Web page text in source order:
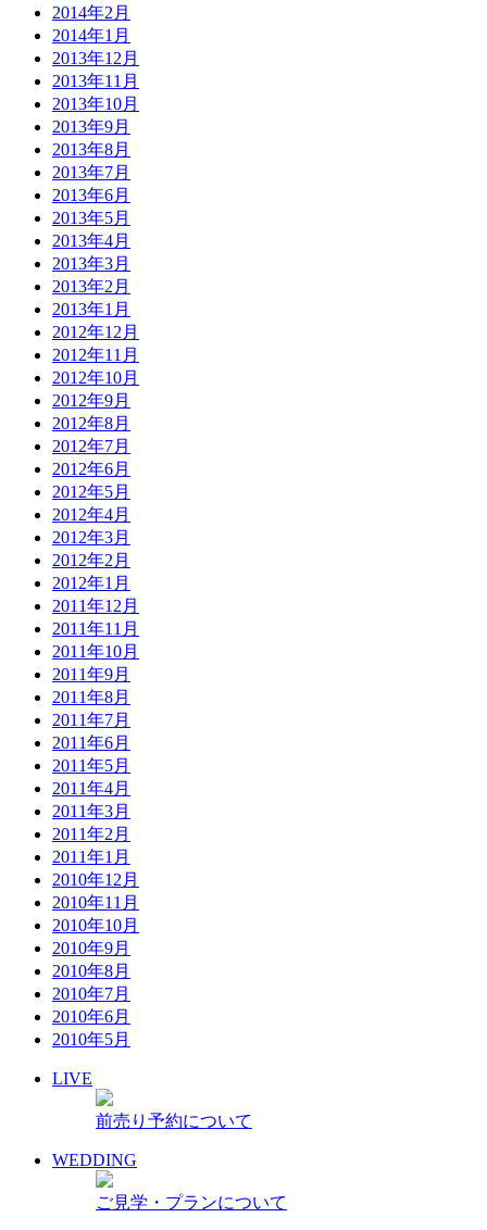
2014年2月
2014年1月
2013年12月
2013年11月
2013年10月
2013年9月
2013年8月
2013年7月
2013年6月
2013年5月
2013年4月
2013年3月
2013年2月
2013年1月
2012年12月
2012年11月
2012年10月
2012年9月
2012年8月
2012年7月
2012年6月
2012年5月
2012年4月
2012年3月
2012年2月
2012年1月
2011年12月
2011年11月
2011年10月
2011年9月
2011年8月
2011年7月
2011年6月
2011年5月
2011年4月
2011年3月
2011年2月
2011年1月
2010年12月
2010年11月
2010年10月
2010年9月
2010年8月
2010年7月
2010年6月
2010年5月
LIVE
前売り予約について
WEDDING
ご見学・プランについて